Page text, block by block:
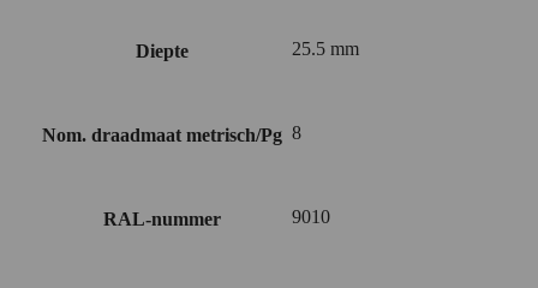
Diepte 25.5 mm
Nom. draadmaat metrisch/Pg 8
RAL-nummer 9010